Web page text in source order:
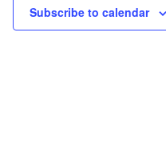
Subscribe to calendar